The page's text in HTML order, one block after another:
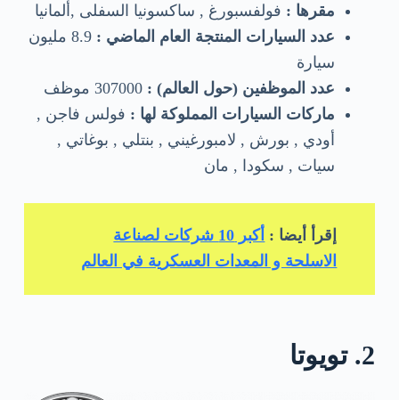
مقرها : فولفسبورغ , ساكسونيا السفلى ,ألمانيا
عدد السيارات المنتجة العام الماضي :
8.9 مليون
سيارة
عدد الموظفين (حول العالم) :
ماركات السيارات المملوكة لها : فولس فاجن ,
أودي , بورش , لامبورغيني , بنتلي , بوغاتي ,
سيات , سكودا , مان
إقرأ أيضا :
أكبر 10 شركات لصناعة
الاسلحة و المعدات العسكرية في العالم
2. تويوتا